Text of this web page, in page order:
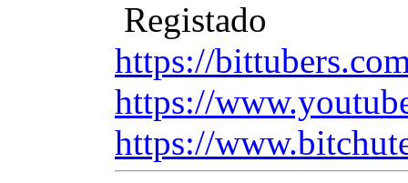
Registado
https://
https://
https://